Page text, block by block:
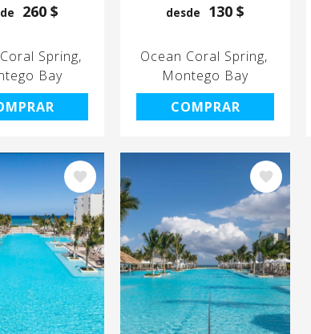
260 $
Spring
Bay
desde 130 $
Ocean Coral Spring
Montego Bay
COMPRAR
Image